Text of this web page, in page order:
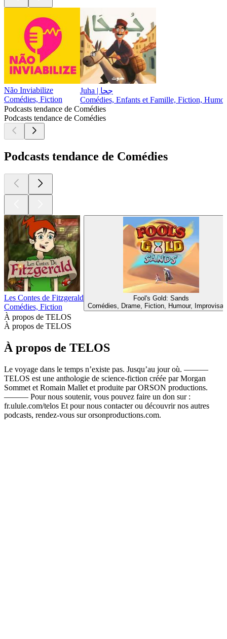
Não Inviabilize
Comédies, Fiction
Juha | جحا
Comédies, Enfants et Famille, Fiction,
Podcasts tendance de Comédies
Podcasts tendance de Comédies
Podcasts tendance de Comédies
Les Contes de Fitzgerald
Comédies, Fiction
Fool's Gold: Sands
Comédies, Drame, Fiction, Humour,
À propos de TELOS
À propos de TELOS
À propos de TELOS
Le voyage dans le temps n’existe pas. Jusqu’au jour où. ———
TELOS est une anthologie de science-fiction créée par Morgan
Sommet et Romain Mallet et produite par ORSON productions.
——— Pour nous soutenir, vous pouvez faire un don sur :
fr.ulule.com/telos Et pour nous contacter ou découvrir nos autres
podcasts, rendez-vous sur orsonproductions.com.